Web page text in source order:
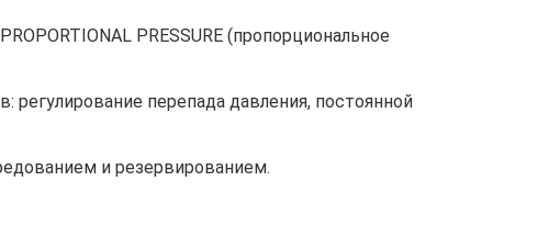
PRESSURE (пропорциональное
перепада давления, постоянной
и резервированием.